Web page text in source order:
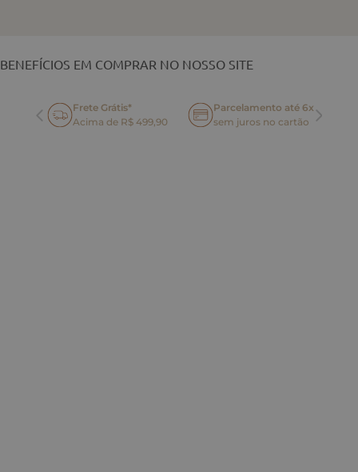
BENEFÍCIOS EM COMPRAR NO NOSSO SITE
Frete Grátis*
Acima de R$ 499,90
Parcelamento até 6x
sem juros no cartão